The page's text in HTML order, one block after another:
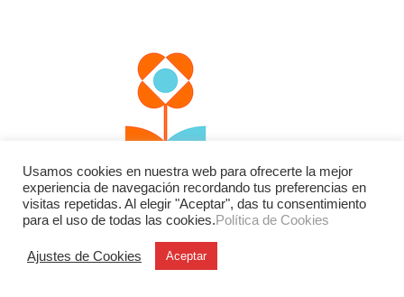
Usamos cookies en nuestra web para ofrecerte la mejor
experiencia de navegación recordando tus preferencias en
visitas repetidas. Al elegir "Aceptar", das tu consentimiento
para el uso de todas las cookies.Política de Cookies
Ajustes de Cookies Aceptar